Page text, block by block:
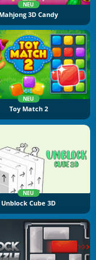
NEU
Mahjong 3D Candy
NEU
Toy Match 2
NEU
Unblock Cube 3D